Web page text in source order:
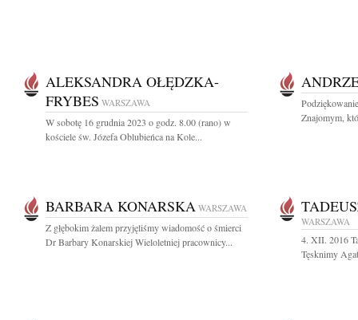
ALEKSANDRA OŁĘDZKA-
FRYBES WARSZAWA
W sobotę 16 grudnia 2023 o godz. 8.00 (rano) w
kościele św. Józefa Oblubieńca na Kole...
Znajomym,
BARBARA KONARSKA WARSZAWA
Z głębokim żalem przyjęliśmy wiadomość o śmierci
Dr Barbary Konarskiej Wieloletniej pracownicy...
WARSZAWA
4. XII. 2016
Tęsknimy